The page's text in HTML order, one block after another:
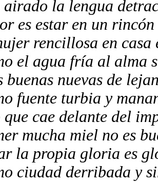
airado la lengua
es estar en un
rencillosa en casa
el agua fría al alma
buenas nuevas de
fuente turbia y
que cae delante del
mucha miel no es
la propia gloria es
ciudad derribada y